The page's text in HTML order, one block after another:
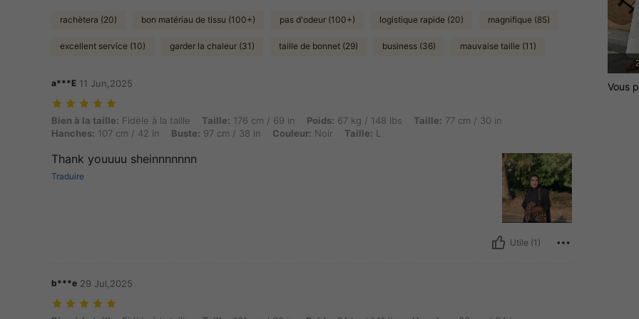
rachètera (20) bon matériau de tissu (100+) pas d'odeur (100+) logistique rapide (20) magnifique (85)
excellent service (10) garder la chaleur (31) taille de bonnet (29) business (36) mauvaise taille (11)
a***E 11 Jun,2025
Bien à la taille: Fidèle à la taille, Taille: 176 cm / 69 in, Poids: 67 kg / 148 lbs, Taille: 77 cm / 30 in, Hanches: 107 cm / 42 in, Buste: 97 cm / 38 in,
Bien à la taille: Fidèle à la taille Taille: 176 cm / 69 in Poids: 67 kg / 148 lbs Taille: 77 cm / 30 in
Hanches: 107 cm / 42 in Buste: 97 cm / 38 in Couleur: Noir Taille: L
Thank youuuu sheinnnnnnn
Traduire
Utile (1)
b***e 29 Jul,2025
Vous